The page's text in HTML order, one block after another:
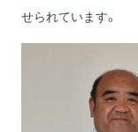
せられています。